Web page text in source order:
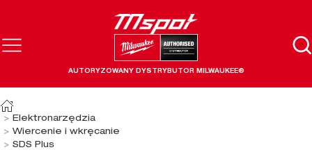
AUTORYZOWANY DYSTRYBUTOR MILWAUKEE®
Elektronarzędzia
Wiercenie i wkręcanie
SDS Plus